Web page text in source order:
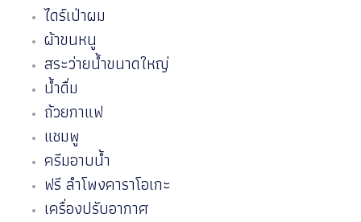
ไดร์เป่าผม
ผ้าขนหนู
สระว่ายน้ำขนาดใหญ่
น้ำดื่ม
ถ้วยกาแฟ
แชมพู
ครีมอาบน้ำ
ฟรี ลำโพงคาราโอเกะ
เครื่องปรับอากาศ